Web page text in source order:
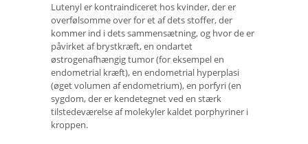
Lutenyl er kontraindiceret hos kvinder, der er
overfølsomme over for et af dets stoffer, der
kommer ind i dets sammensætning, og hvor de er
påvirket af brystkræft, en ondartet
østrogenafhængig tumor (for eksempel en
endometrial kræft), en endometrial hyperplasi
(øget volumen af endometrium), en porfyri (en
sygdom, der er kendetegnet ved en stærk
tilstedeværelse af molekyler kaldet porphyriner i
kroppen.